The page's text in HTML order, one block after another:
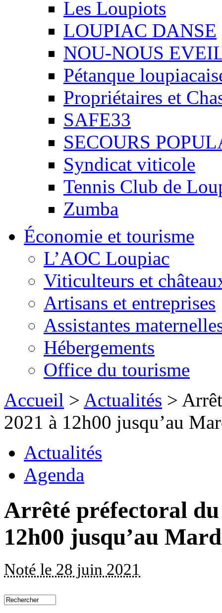
Les Loupiots
LOUPIAC DANSE
NOU-NOUS
Pétanque
Propriétaires et
SAFE33
SECOURS
Syndicat viticole
Tennis Club de
Zumba
Économie et tourisme
L’AOC Loupiac
Viticulteurs et
Artisans et entreprises
Assistantes
Hébergements
Office du tourisme
Accueil > Actualités >
2021 à 12h00 jusqu’au
Actualités
Agenda
Arrêté préfectoral
12h00 jusqu’au
Noté le 28 juin 2021